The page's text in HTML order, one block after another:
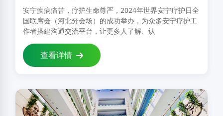
安宁疾病痛苦，疗护生命尊严，2024年世界安宁疗护日全
国联席会（河北分会场）的成功举办，为众多安宁疗护工
作者搭建沟通交流平台，让更多人了解、认
查看详情